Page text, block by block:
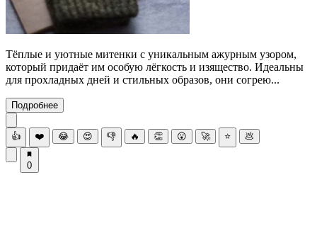
Тёплые и уютные митенки с уникальным ажурным узором,
который придаёт им особую лёгкость и изящество. Идеальны
для прохладных дней и стильных образов, они согрею...
Подробнее
👍 ❤️ 😂 😍 👎 🔥 👏 😮 🚀 ⭐ 💩
0